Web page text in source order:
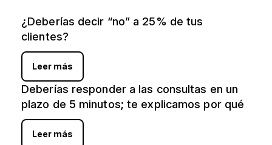
¿Deberías decir “no” a 25% de tus
clientes?
Leer más
Deberías responder a las consultas en un
plazo de 5 minutos; te explicamos por qué
Leer más